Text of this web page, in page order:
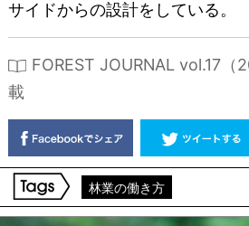
サイドからの設計をしている。
FOREST JOURNAL vol.17（
載
林業の働き方